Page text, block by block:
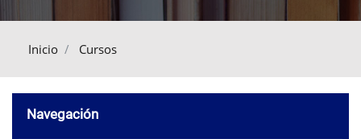
Inicio Cursos
Navegación